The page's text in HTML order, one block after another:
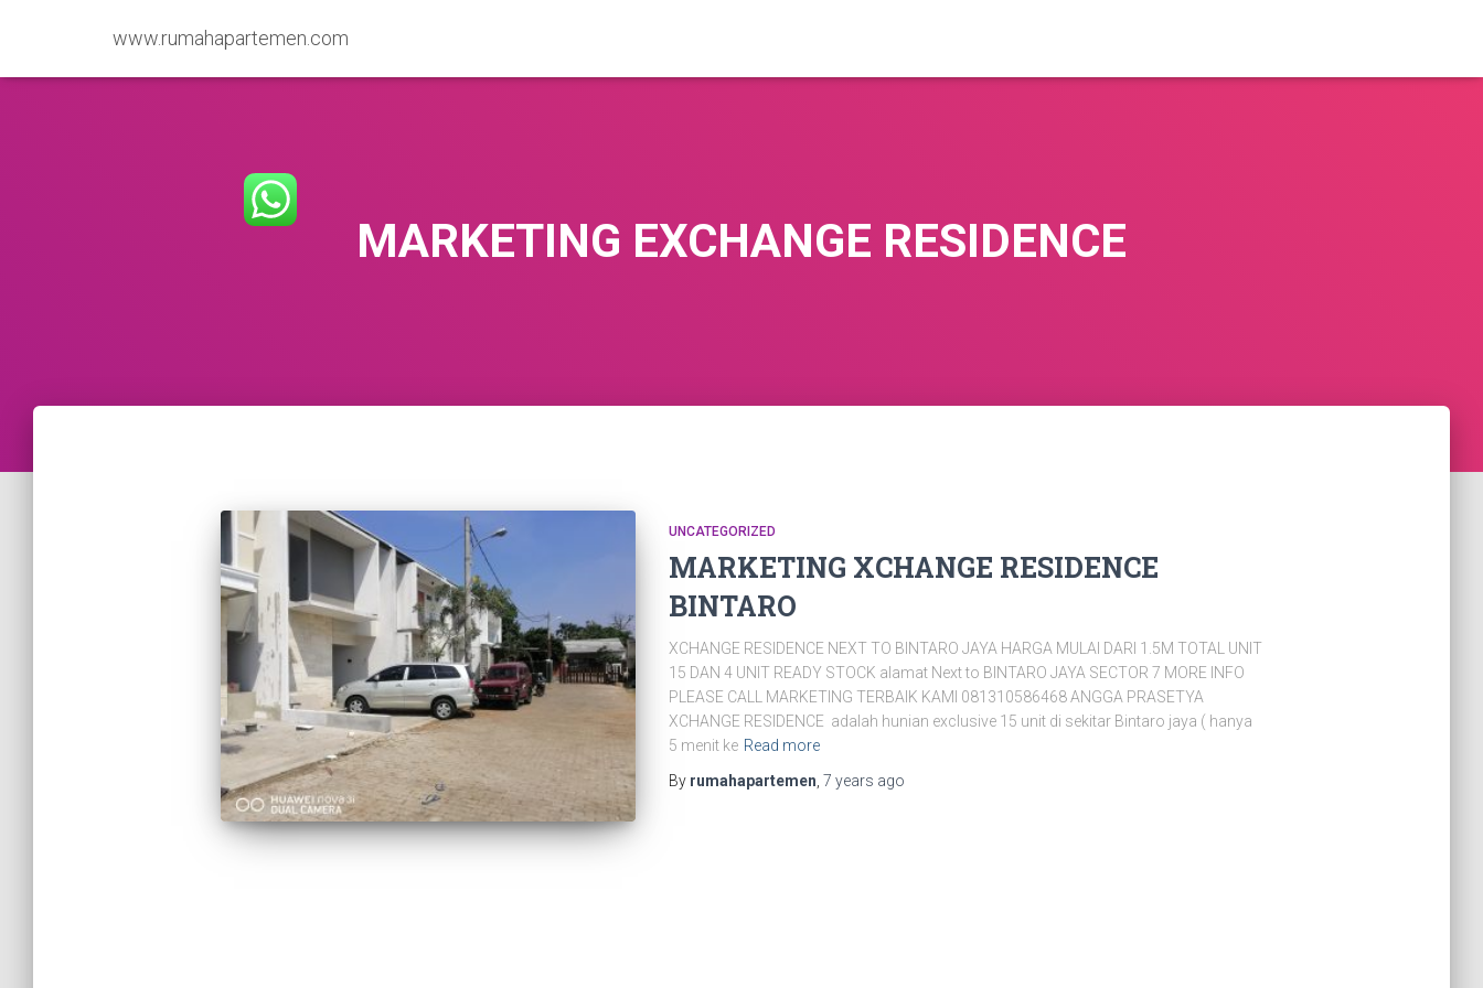
www.rumahapartemen.com
MARKETING EXCHANGE RESIDENCE
UNCATEGORIZED
MARKETING XCHANGE RESIDENCE
BINTARO
XCHANGE RESIDENCE NEXT TO BINTARO JAYA HARGA MULAI DARI 1.5M TOTAL UNIT
15 DAN 4 UNIT READY STOCK alamat Next to BINTARO JAYA SECTOR 7 MORE INFO
PLEASE CALL MARKETING TERBAIK KAMI 081310586468 ANGGA PRASETYA
XCHANGE RESIDENCE adalah hunian exclusive 15 unit di sekitar Bintaro jaya ( hanya
5 menit ke Read more
By rumahapartemen 7 years ago